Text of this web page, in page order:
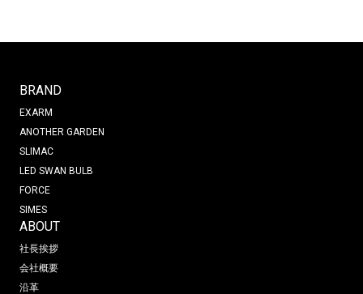
BRAND
EXARM
ANOTHER GARDEN
SLIMAC
LED SWAN BULB
FORCE
SIMES
ABOUT
社長挨拶
会社概要
沿革